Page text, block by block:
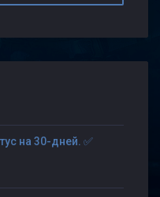
на 30-дней. ✅